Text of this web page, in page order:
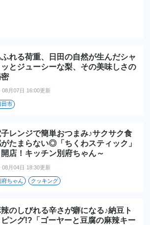
ふれる荷重、日田の自然が生んだシャ
ッとジューシーな梨、その美味しさの
08月07日 16:00更新
田市
子レンジで簡単おつまみ♪サクサク食
たまらない◎「ちくわスティック」
開店！キッチン別府ちゃん～
08月04日 18:30更新
府ちゃん クッキング
のしびれる辛さが癖になる♪納豆ト
ピング!?「ゴーヤーと豆腐の麻辣キー